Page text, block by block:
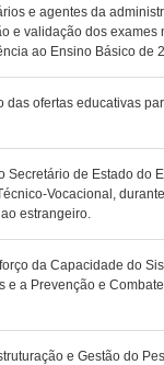
e agentes da
e validação dos exames
ao Ensino Básico de
das ofertas educativas
Secretário de Estado do
Vocacional,
estrangeiro.
da Capacidade do
e a Prevenção e
e Gestão do